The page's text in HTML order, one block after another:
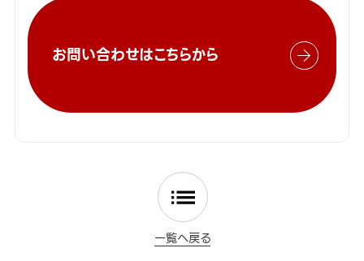
お問い合わせはこちらから
一覧へ戻る